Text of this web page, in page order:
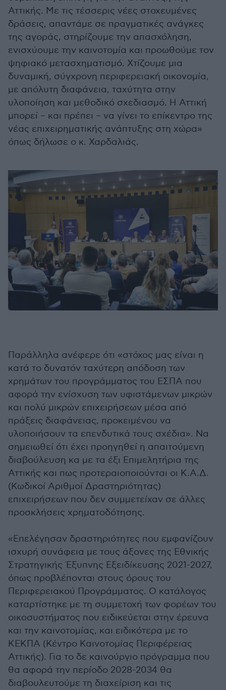
Αττικής. Με τις τέσσερις νέες στοχευμένες
δράσεις, απαντάμε σε πραγματικές ανάγκες
της αγοράς, στηρίζουμε την απασχόληση,
ενισχύουμε την καινοτομία και προωθούμε τον
ψηφιακό μετασχηματισμό. Χτίζουμε μια
δυναμική, σύγχρονη περιφερειακή οικονομία,
με απόλυτη διαφάνεια, ταχύτητα στην
υλοποίηση και μεθοδικό σχεδιασμό. Η Αττική
μπορεί – και πρέπει – να γίνει το επίκεντρο της
νέας επιχειρηματικής ανάπτυξης στη χώρα»
όπως δήλωσε ο κ. Χαρδαλιάς.
Παράλληλα ανέφερε ότι «στόχος μας είναι η
κατά το δυνατόν ταχύτερη απόδοση των
χρημάτων του προγράμματος του ΕΣΠΑ που
αφορά την ενίσχυση των υφιστάμενων μικρών
και πολύ μικρών επιχειρήσεων μέσα από
πράξεις διαφάνειας, προκειμένου να
υλοποιήσουν τα επενδυτικά τους σχέδια». Να
σημειωθεί ότι έχει προηγηθεί η απαιτούμενη
διαβούλευση κα με τα έξι Επιμελητήρια της
Αττικής και πως προτεραιοποιούνται οι Κ.Α.Δ.
(Κωδικοί Αριθμοί Δραστηριότητας)
επιχειρήσεων που δεν συμμετείχαν σε άλλες
προσκλήσεις χρηματοδότησης.
«Επελέγησαν δραστηριότητες που εμφανίζουν
ισχυρή συνάφεια με τους άξονες της Εθνικής
Στρατηγικής Έξυπνης Εξειδίκευσης 2021-2027,
όπως προβλέπονται στους όρους του
Περιφερειακού Προγράμματος. Ο κατάλογος
καταρτίστηκε με τη συμμετοχή των φορέων του
οικοσυστήματος που ειδικεύεται στην έρευνα
και την καινοτομίας, και ειδικότερα με το
ΚΕΚΠΑ (Κέντρο Καινοτομίας Περιφέρειας
Αττικής). Για το δε καινούργιο πρόγραμμα που
θα αφορά την περίοδο 2028-2034 θα
διαβουλευτούμε τη διαχείριση και τις